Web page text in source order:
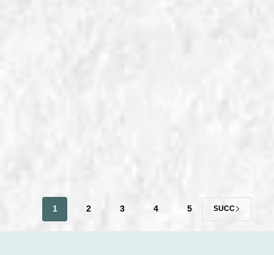
eccellenza enogastronomica
1 2 3 4 5 SUCC